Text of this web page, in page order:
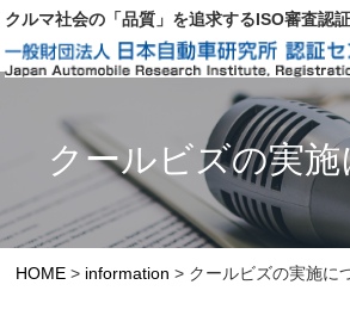
クルマ社会の「品質」を追求するISO審査認
クールビズの実施
HOME > information > クールビズの実施に